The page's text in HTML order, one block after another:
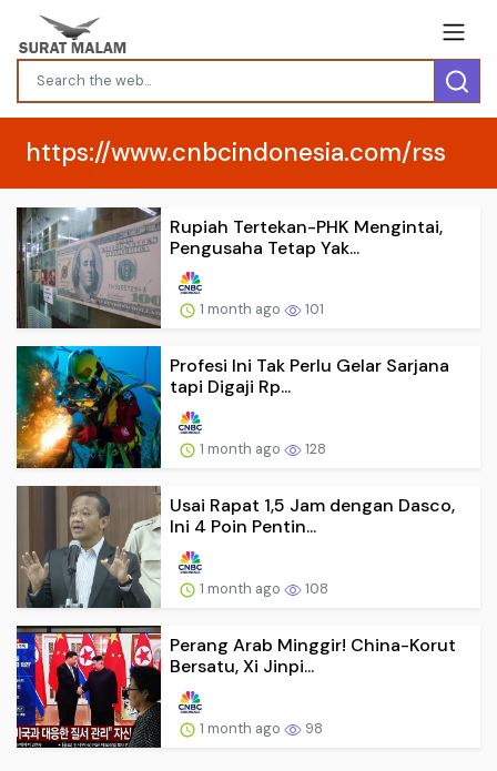
https://www.cnbcindonesia.com/rss
Rupiah Tertekan-PHK Mengintai,
Pengusaha Tetap Yak...
1 month ago 101
Profesi Ini Tak Perlu Gelar Sarjana
tapi Digaji Rp...
1 month ago 128
Usai Rapat 1,5 Jam dengan Dasco,
Ini 4 Poin Pentin...
1 month ago 108
Perang Arab Minggir! China-Korut
Bersatu, Xi Jinpi...
1 month ago 98